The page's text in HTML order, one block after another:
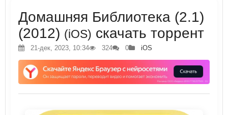
Домашняя Библиотека (2.1)
(2012) (iOS) скачать торрент
21-дек, 2023, 10:34 324 0 iOS